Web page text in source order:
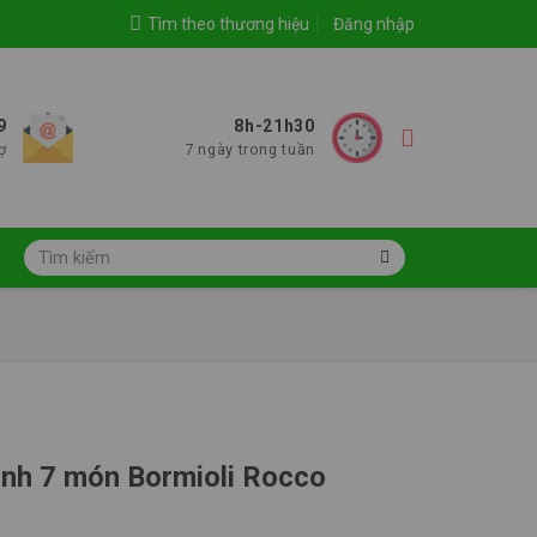
Tìm theo thương hiệu Đăng nhập
8h-21h30
7 ngày trong tuần
Tìm
kiếm:
7 món Bormioli Rocco